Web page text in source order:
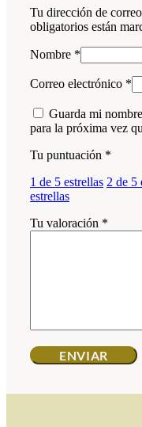
Tu dirección de
obligatorios están
Nombre *
Correo electrónico *
Guarda mi
para la próxima vez
Tu puntuación *
1 de 5 estrellas 2 de 5
estrellas
Tu valoración *